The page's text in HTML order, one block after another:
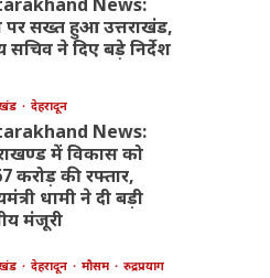
पर सख्त हुआ उत्तराखंड,
सचिव ने दिए बड़े निर्देश
देहरादून
News:
में विकास को
करोड़ की रफ्तार,
धामी ने दी बड़ी
मंजूरी
देहरादून मौसम रुद्रप्रयाग